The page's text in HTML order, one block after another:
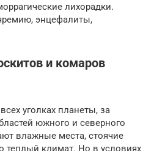
лихорадки.
энцефалиты,
и комаров
уголках планеты, за
южного и северного
влажные места, стоячие
теплый климат. Но в условиях